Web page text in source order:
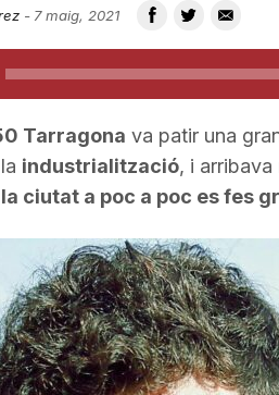
t
a
e
T
- 7 maig, 2021
Tarragona va patir una
industrialització, i arribava
ciutat a poc a poc es fes